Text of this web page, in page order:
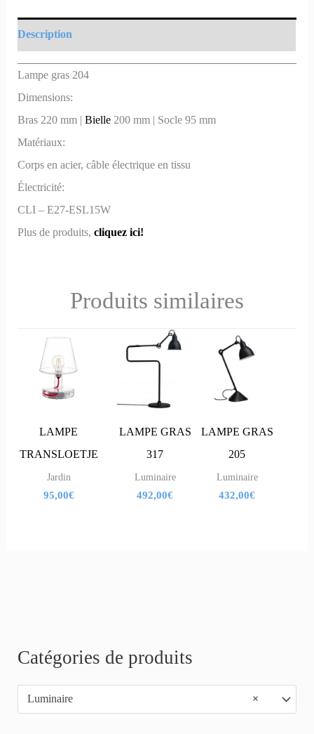
Description
Lampe gras 204
Dimensions:
Bras 220 mm |Bielle 200 mm | Socle 95 mm
Matériaux:
Corps en acier, câble électrique en tissu
Électricité:
CLI – E27-ESL15W
Plus de produits,cliquez ici!
Produits similaires
LAMPE
TRANSLOETJE
Jardin
95,00€
LAMPE GRAS
317
Luminaire
492,00€
LAMPE GRAS
205
Luminaire
432,00€
Catégories de produits
×
Luminaire
R